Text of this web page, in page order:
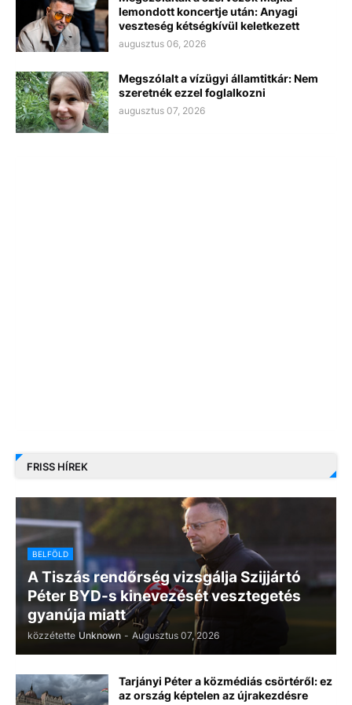
lemondott koncertje után: Anyagi
veszteség kétségkívül keletkezett
augusztus 06, 2026
Megszólalt a vízügyi államtitkár: Nem
szeretnék ezzel foglalkozni
augusztus 07, 2026
FRISS HÍREK
BELFÖLD
A Tiszás rendőrség vizsgálja Szijjártó
Péter BYD-s kinevezését vesztegetés
gyanúja miatt
közzétette Unknown - Augusztus 07, 2026
Tarjányi Péter a közmédiás csörtéről: ez
az ország képtelen az újrakezdésre